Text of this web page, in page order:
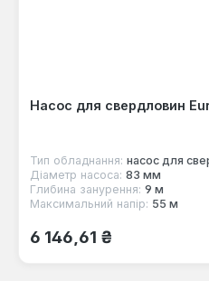
Насос для свердловин
Тип обладнання: насос для
Діаметр насоса: 83 мм
Глибина занурення: 9 м
Максимальний напір: 55 м
Звичайна ціна:
6 146,61 ₴